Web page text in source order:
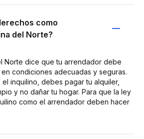
como
del Norte?
Norte dice que tu arrendador debe
condiciones adecuadas y seguras.
inquilino, debes pagar tu alquiler,
y no dañar tu hogar. Para que la ley
como el arrendador deben hacer